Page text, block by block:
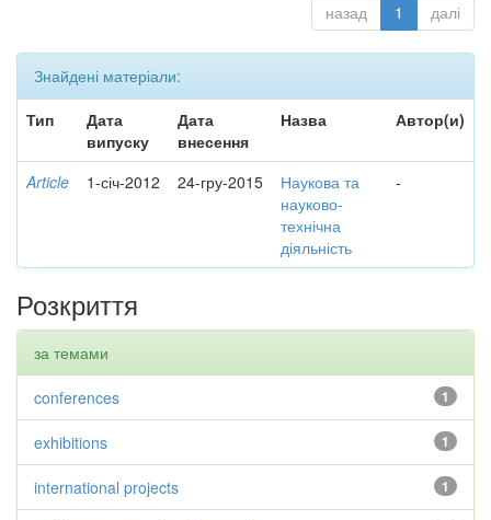
назад 1 далі
Знайдені матеріали:
Тип
Дата
випуску
Дата
внесення
Назва Автор(и)
Article 1-січ-2012 24-гру-2015
Наукова та
науково-
технічна
діяльність
-
Розкриття
за темами
1
conferences
1
exhibitions
1
international projects